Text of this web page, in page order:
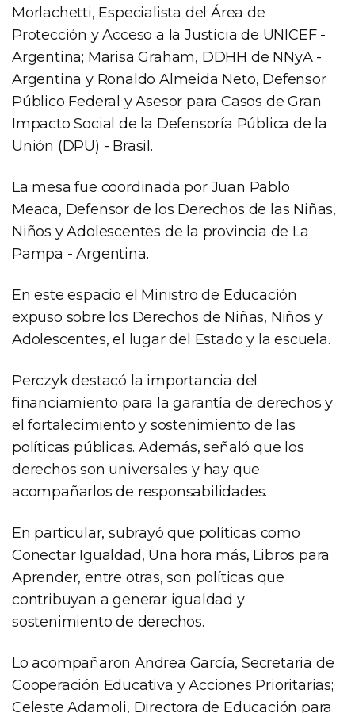
Morlachetti, Especialista del Área de
Protección y Acceso a la Justicia de UNICEF -
Argentina; Marisa Graham, DDHH de NNyA -
Argentina y Ronaldo Almeida Neto, Defensor
Público Federal y Asesor para Casos de Gran
Impacto Social de la Defensoría Pública de la
Unión (DPU) - Brasil.
La mesa fue coordinada por Juan Pablo
Meaca, Defensor de los Derechos de las Niñas,
Niños y Adolescentes de la provincia de La
Pampa - Argentina.
En este espacio el Ministro de Educación
expuso sobre los Derechos de Niñas, Niños y
Adolescentes, el lugar del Estado y la escuela.
Perczyk destacó la importancia del
financiamiento para la garantía de derechos y
el fortalecimiento y sostenimiento de las
políticas públicas. Además, señaló que los
derechos son universales y hay que
acompañarlos de responsabilidades.
En particular, subrayó que políticas como
Conectar Igualdad, Una hora más, Libros para
Aprender, entre otras, son políticas que
contribuyan a generar igualdad y
sostenimiento de derechos.
Lo acompañaron Andrea García, Secretaria de
Cooperación Educativa y Acciones Prioritarias;
Celeste Adamoli, Directora de Educación para